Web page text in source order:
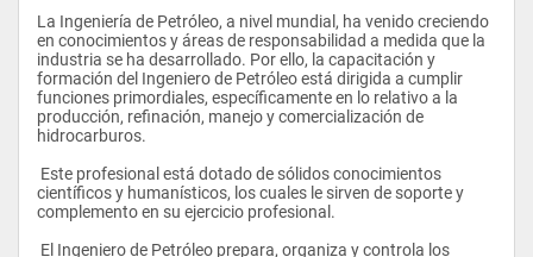
La Ingeniería de Petróleo, a nivel mundial, ha venido creciendo
en conocimientos y áreas de responsabilidad a medida que la
industria se ha desarrollado. Por ello, la capacitación y
formación del Ingeniero de Petróleo está dirigida a cumplir
funciones primordiales, específicamente en lo relativo a la
producción, refinación, manejo y comercialización de
hidrocarburos.
científicos y humanísticos, los cuales le sirven de soporte y
complemento en su ejercicio profesional.